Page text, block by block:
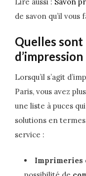
de savon qu’il
Quelles
Lorsqu’il s’agit
Paris, vous avez
une liste à puces
solutions en
service :
Imprimeries